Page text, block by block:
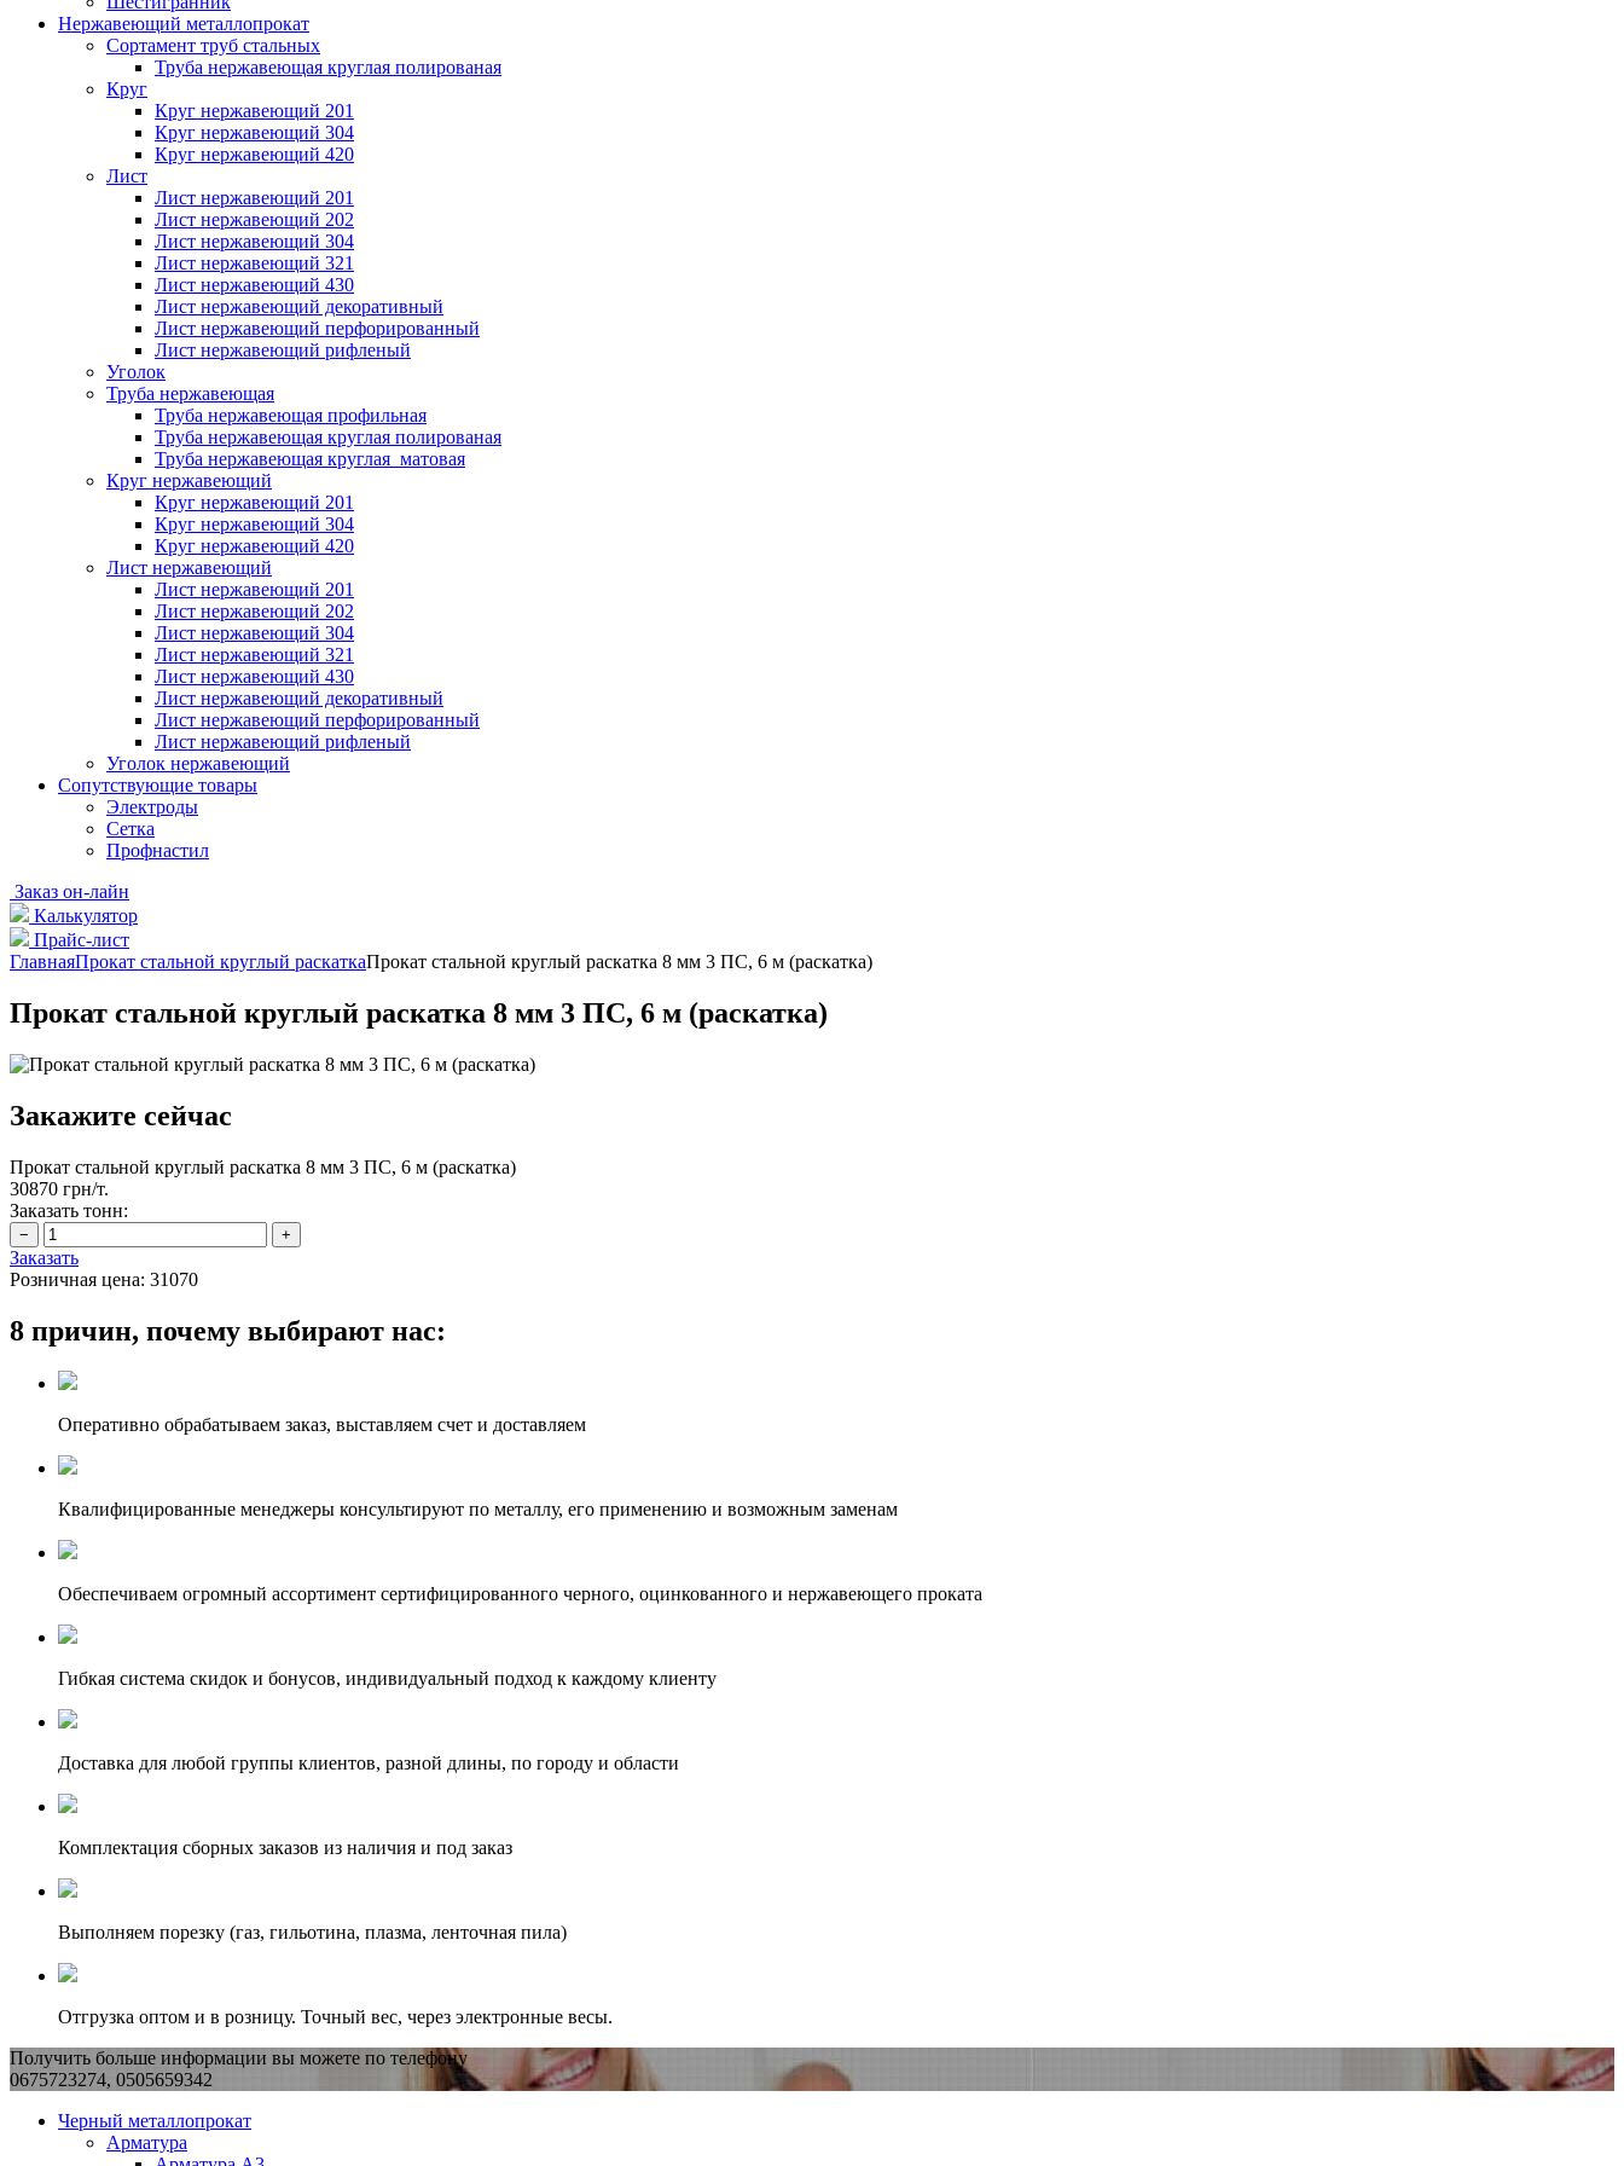
Нержавеющий металлопрокат
Сортамент труб стальных
Труба нержавеющая круглая полированая
Круг
Круг нержавеющий 201
Круг нержавеющий 304
Круг нержавеющий 420
Лист
Лист нержавеющий 201
Лист нержавеющий 202
Лист нержавеющий 304
Лист нержавеющий 321
Лист нержавеющий 430
Лист нержавеющий декоративный
Лист нержавеющий перфорированный
Лист нержавеющий рифленый
Уголок
Труба нержавеющая
Труба нержавеющая профильная
Труба нержавеющая круглая полированая
Труба нержавеющая круглая матовая
Круг нержавеющий
Круг нержавеющий 201
Круг нержавеющий 304
Круг нержавеющий 420
Лист нержавеющий
Лист нержавеющий 201
Лист нержавеющий 202
Лист нержавеющий 304
Лист нержавеющий 321
Лист нержавеющий 430
Лист нержавеющий декоративный
Лист нержавеющий перфорированный
Лист нержавеющий рифленый
Уголок нержавеющий
Cопутствующие товары
Электроды
Сетка
Профнастил
Заказ он-лайн
Калькулятор
Прайс-лист
ГлавнаяПрокат стальной круглый раскаткаПрокат стальной круглый раскатка 8 мм 3 ПС, 6 м (раскатка)
Прокат стальной круглый раскатка 8 мм 3 ПС, 6 м (раскатка)
Закажите сейчас
Прокат стальной круглый раскатка 8 мм 3 ПС, 6 м (раскатка)
30870 грн/т.
Заказать тонн:
Заказать
Розничная цена: 31070
8 причин, почему выбирают нас:
Оперативно обрабатываем заказ, выставляем счет и доставляем
Квалифицированные менеджеры консультируют по металлу, его применению и возможным заменам
Обеспечиваем огромный ассортимент сертифицированного черного, оцинкованного и нержавеющего проката
Гибкая система скидок и бонусов, индивидуальный подход к каждому клиенту
Доставка для любой группы клиентов, разной длины, по городу и области
Комплектация сборных заказов из наличия и под заказ
Выполняем порезку (газ, гильотина, плазма, ленточная пила)
Отгрузка оптом и в розницу. Точный вес, через электронные весы.
Получить больше информации вы можете по телефону
0675723274, 0505659342
Черный металлопрокат
Арматура